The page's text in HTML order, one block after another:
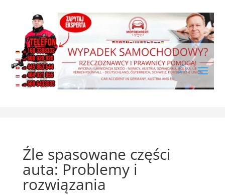
Źle spasowane części
auta: Problemy i
rozwiązania